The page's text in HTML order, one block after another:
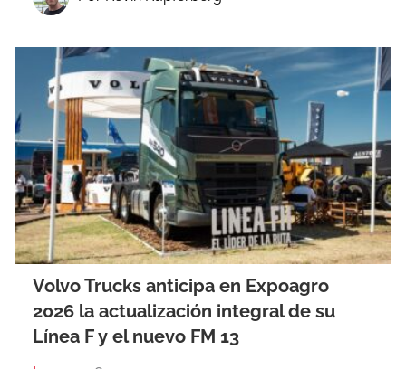
Volvo Trucks anticipa en Expoagro
2026 la actualización integral de su
Línea F y el nuevo FM 13